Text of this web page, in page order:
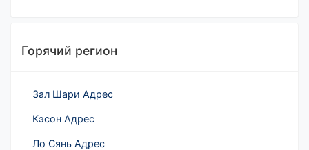
Горячий регион
Зал Шари Адрес
Кэсон Адрес
Ло Сянь Адрес